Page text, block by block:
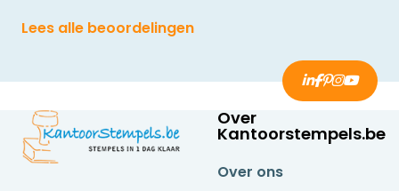
Lees alle beoordelingen
Over
Kantoorstempels.be
Over ons